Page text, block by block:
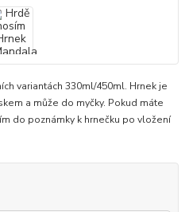
variantách 330ml/450ml. Hrnek je
a může do myčky. Pokud máte
do poznámky k hrnečku po vložení